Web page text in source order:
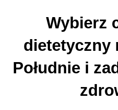
Wybierz
dietetyczny
Południe i